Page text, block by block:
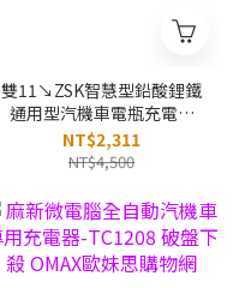
雙11↘ZSK智慧型鉛酸鋰鐵
通用型汽機車電瓶充電器
BC-1206 破盤下殺 OMAX
歐妹思購物網
NT$2,311
NT$4,500